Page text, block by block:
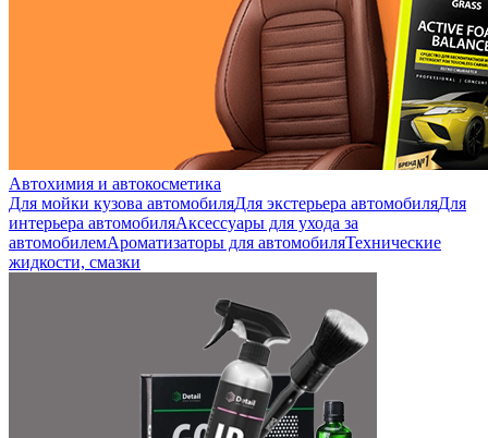
Автохимия и автокосметика
Для мойки кузова автомобиляДля экстерьера автомобиляДля
интерьера автомобиляАксессуары для ухода за
автомобилемАроматизаторы для автомобиляТехнические
жидкости, смазки